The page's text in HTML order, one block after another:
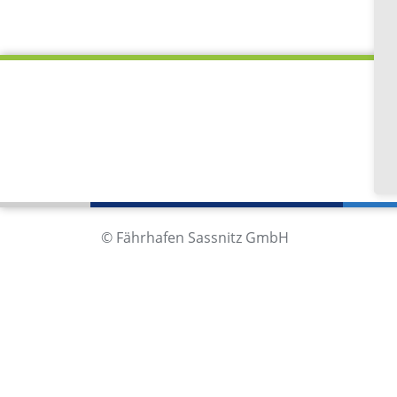
© Fährhafen Sassnitz GmbH